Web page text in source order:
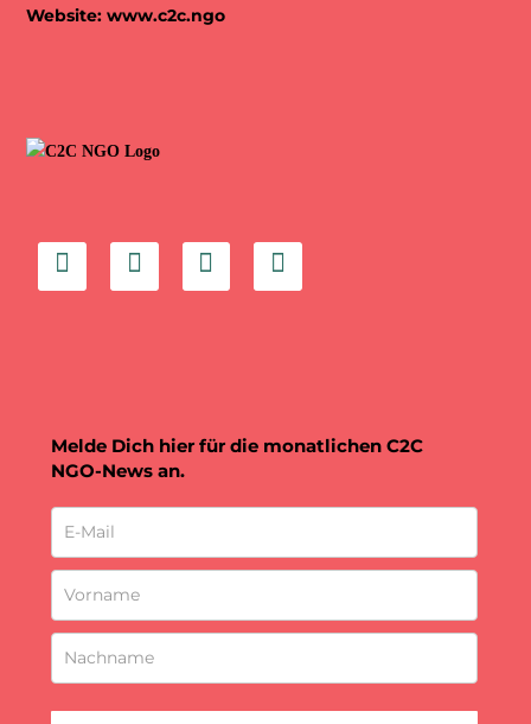
Website:www.c2c.ngo
Melde Dich hier für die monatlichen C2C
NGO-News an.